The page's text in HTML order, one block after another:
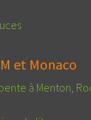
et Monaco
à Menton,